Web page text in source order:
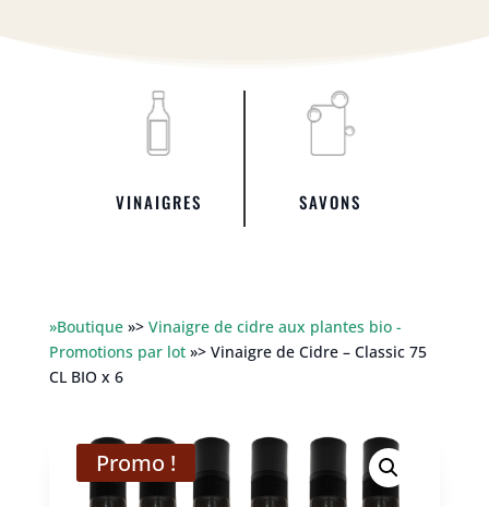
VINAIGRES SAVONS
»Boutique»> Vinaigre de cidre aux plantes bio -
Promotions par lot»> Vinaigre de Cidre – Classic 75
CL BIO x 6
Promo !